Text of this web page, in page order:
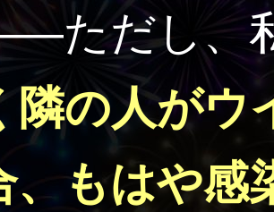
だし、
隣の人がウ
、もはや感